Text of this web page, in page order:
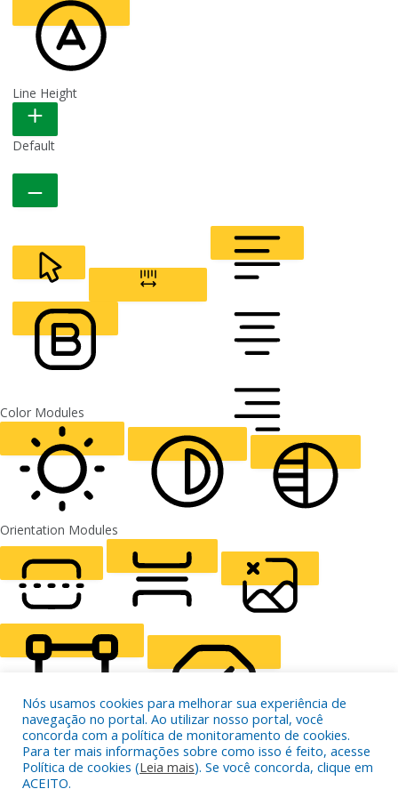
READABLE FONT
Line Height
Default
CURSOR
ALIGN TEXT
FONT WEIGHT
Color Modules
LIGHT CONTRAST HIGH CONTRAST
Orientation Modules
READING LINE READING MASK HIDE IMAGES
HIGHLIGHT CONTENT STOP ANIMATIONS
Nós usamos cookies para melhorar sua experiência de
navegação no portal. Ao utilizar nosso portal, você
concorda com a política de monitoramento de cookies.
Para ter mais informações sobre como isso é feito, acesse
Política de cookies (Leia mais). Se você concorda, clique em
ACEITO.